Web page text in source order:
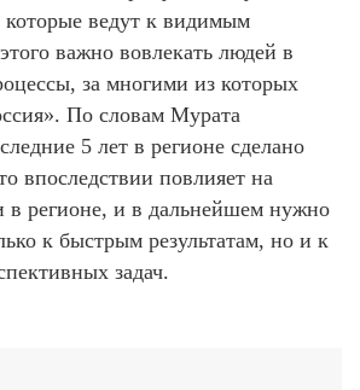
которые ведут к видимым
важно вовлекать людей в
за многими из которых
По словам Мурата
5 лет в регионе сделано
впоследствии повлияет на
в регионе, и в дальнейшем нужно
к быстрым результатам, но и к
задач.